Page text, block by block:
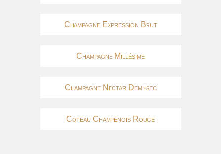
Champagne Expression Brut
Champagne Millésime
Champagne Nectar Demi-sec
Coteau Champenois Rouge